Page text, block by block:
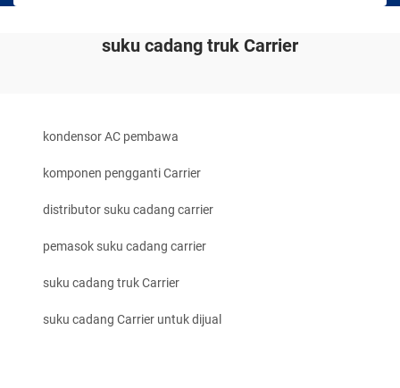
suku cadang truk Carrier
kondensor AC pembawa
komponen pengganti Carrier
distributor suku cadang carrier
pemasok suku cadang carrier
suku cadang truk Carrier
suku cadang Carrier untuk dijual